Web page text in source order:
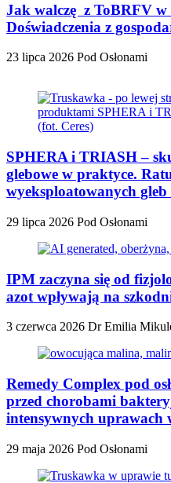
Jak walczę z ToBRFV
Doświadczenia z
23 lipca 2026 Pod Osłonami
SPHERA i TRIASH –
glebowe w praktyce.
wyeksploatowanych
29 lipca 2026 Pod Osłonami
IPM zaczyna się od
azot wpływają na
3 czerwca 2026 Dr Emilia
Remedy Complex pod
przed chorobami
intensywnych uprawach
29 maja 2026 Pod Osłonami